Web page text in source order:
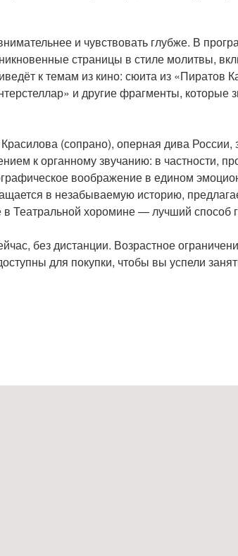
и чувствовать глубже. В
страницы в стиле молитвы,
к темам из кино: сюита из «Пиратов
и другие фрагменты, которые
(сопрано), оперная дива
к органному звучанию: в частности,
воображение в едином
в незабываемую историю,
Театральной хоромине — лучший способ
без дистанции. Возрастное
для покупки, чтобы вы успели